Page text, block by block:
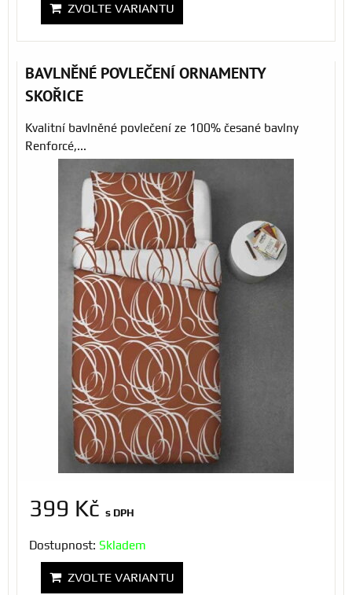
ZVOLTE VARIANTU
BAVLNĚNÉ POVLEČENÍ ORNAMENTY
SKOŘICE
Kvalitní bavlněné povlečení ze 100% česané bavlny
Renforcé,...
399 Kč s DPH
Dostupnost: Skladem
ZVOLTE VARIANTU